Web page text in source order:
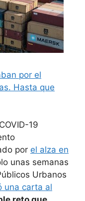
por el
Hasta que
19
por el alza en
unas semanas
Urbanos
una carta al